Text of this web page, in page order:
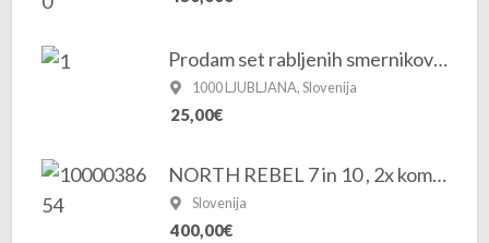
Prodam set rabljenih smernikov z vijaki za surf.
1000 LJUBLJANA, Slovenija
25,00€
NORTH REBEL 7 in 10 , 2x komplet
Slovenija
400,00€